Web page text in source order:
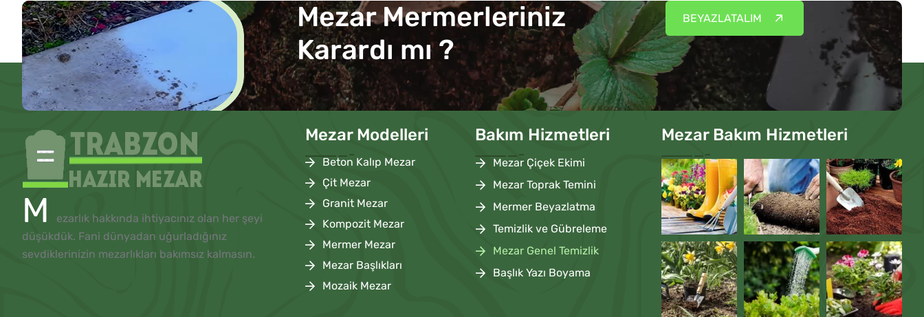
Mezar Mermerleriniz
Karardı mı ?
BEYAZLATALIM
M
ezarlık hakkında ihtiyacınız olan her şeyi
düşükdük. Fani dünyadan uğurladığınız
sevdiklerinizin mezarlıkları bakımsız kalmasın.
Mezar Modelleri
Beton Kalıp Mezar
Çit Mezar
Granit Mezar
Kompozit Mezar
Mermer Mezar
Mezar Başlıkları
Mozaik Mezar
Bakım Hizmetleri
Mezar Çiçek Ekimi
Mezar Toprak Temini
Mermer Beyazlatma
Temizlik ve Gübreleme
Mezar Genel Temizlik
Başlık Yazı Boyama
Mezar Bakım Hizmetleri